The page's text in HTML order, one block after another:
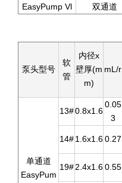
EasyPump Vl 双通道
泵头型号
软
管
内径x
壁厚(m
m)
mL/r
单通道
EasyPum
13#0.8x1.6
0.05
3
14#1.6x1.60.27
19#2.4x1.60.55